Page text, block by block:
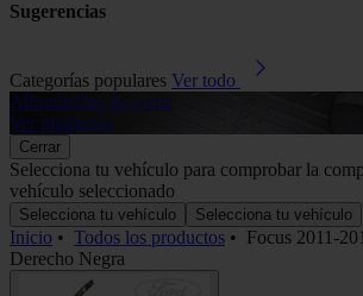
Sugerencias
Categorías populares Ver todo
Alfombrillas de goma
Ver productos
Cerrar
Selecciona tu vehículo para comprobar la
vehículo seleccionado
Selecciona tu vehículo Selecciona tu vehículo
Inicio • Todos los productos • Focus 2011-
Derecho Negra